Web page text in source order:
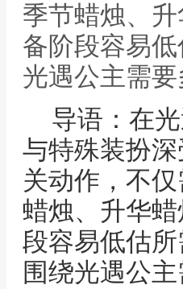
季节蜡烛、
备阶段容易
光遇公主需
导语：在
与特殊装扮
关动作，不
蜡烛、升华
段容易低估
围绕光遇公